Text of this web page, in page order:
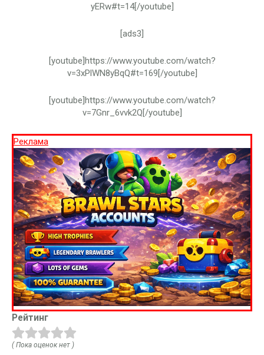
yERw#t=14[/youtube]
[ads3]
[youtube]https://www.youtube.com/watch?
v=3xPlWN8yBqQ#t=169[/youtube]
[youtube]https://www.youtube.com/watch?
v=7Gnr_6vvk2Q[/youtube]
Реклама
Рейтинг
( Пока оценок нет )